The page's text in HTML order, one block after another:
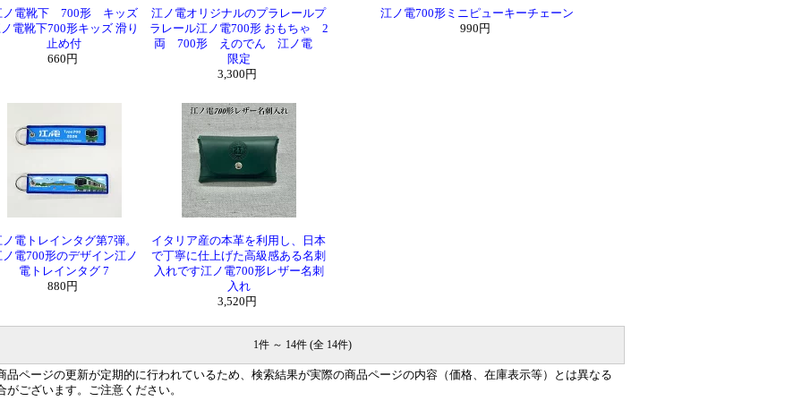
ノ電靴下 700形 キッズ
電靴下700形キッズ 滑り
止め付
660円
江ノ電オリジナルのプラレールプ
ラレール江ノ電700形 おもちゃ 2
両 700形 えのでん 江ノ電
限定
3,300円
江ノ電700形ミニピューキーチェーン
990円
ノ電トレインタグ第7弾。
ノ電700形のデザイン江ノ
電トレインタグ 7
880円
イタリア産の本革を利用し、日本
で丁寧に仕上げた高級感ある名刺
入れです江ノ電700形レザー名刺
入れ
3,520円
1件 ～ 14件 (全 14件)
品ページの更新が定期的に行われているため、検索結果が実際の商品ページの内容（価格、在庫表示等）とは異なる
がございます。ご注意ください。